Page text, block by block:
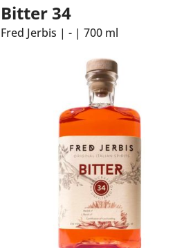
Bitter 34
Fred Jerbis | - | 700 ml